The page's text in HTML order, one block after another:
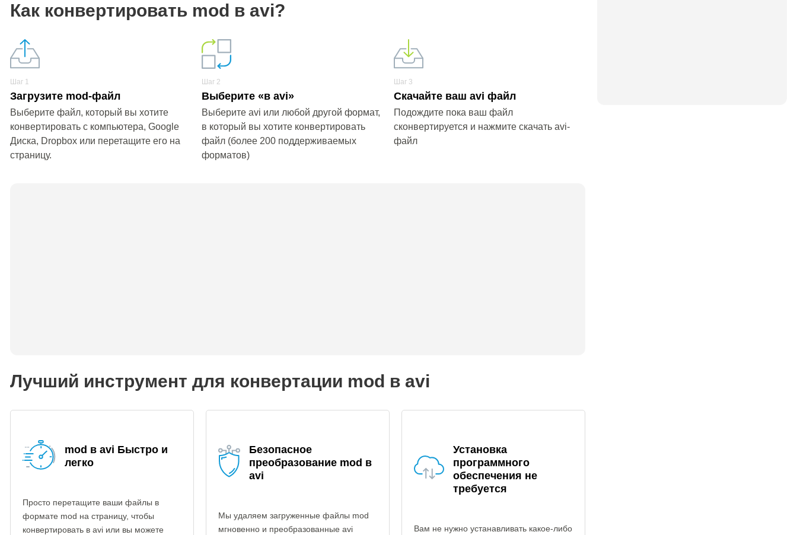
Как конвертировать mod в avi?
Шаг 1
Загрузите mod-файл
Выберите файл, который вы хотите
конвертировать с компьютера, Google
Диска, Dropbox или перетащите его на
страницу.
Шаг 2
Выберите «в avi»
Выберите avi или любой другой формат,
в который вы хотите конвертировать
файл (более 200 поддерживаемых
форматов)
Шаг 3
Скачайте ваш avi файл
Подождите пока ваш файл
сконвертируется и нажмите скачать avi-
файл
Лучший инструмент для конвертации mod в avi
mod в avi Быстро и
легко
Просто перетащите ваши файлы в
формате mod на страницу, чтобы
конвертировать в avi или вы можете
Безопасное
преобразование mod в
avi
Мы удаляем загруженные файлы mod
мгновенно и преобразованные avi
Установка
программного
обеспечения не
требуется
Вам не нужно устанавливать какое-либо